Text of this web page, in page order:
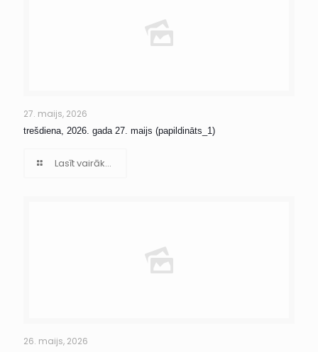
27. maijs, 2026
trešdiena, 2026. gada 27. maijs (papildināts_1)
Lasīt vairāk...
26. maijs, 2026